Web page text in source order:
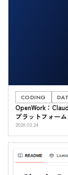
CODING
OpenWork：
プラットフォーム
2026.03.24